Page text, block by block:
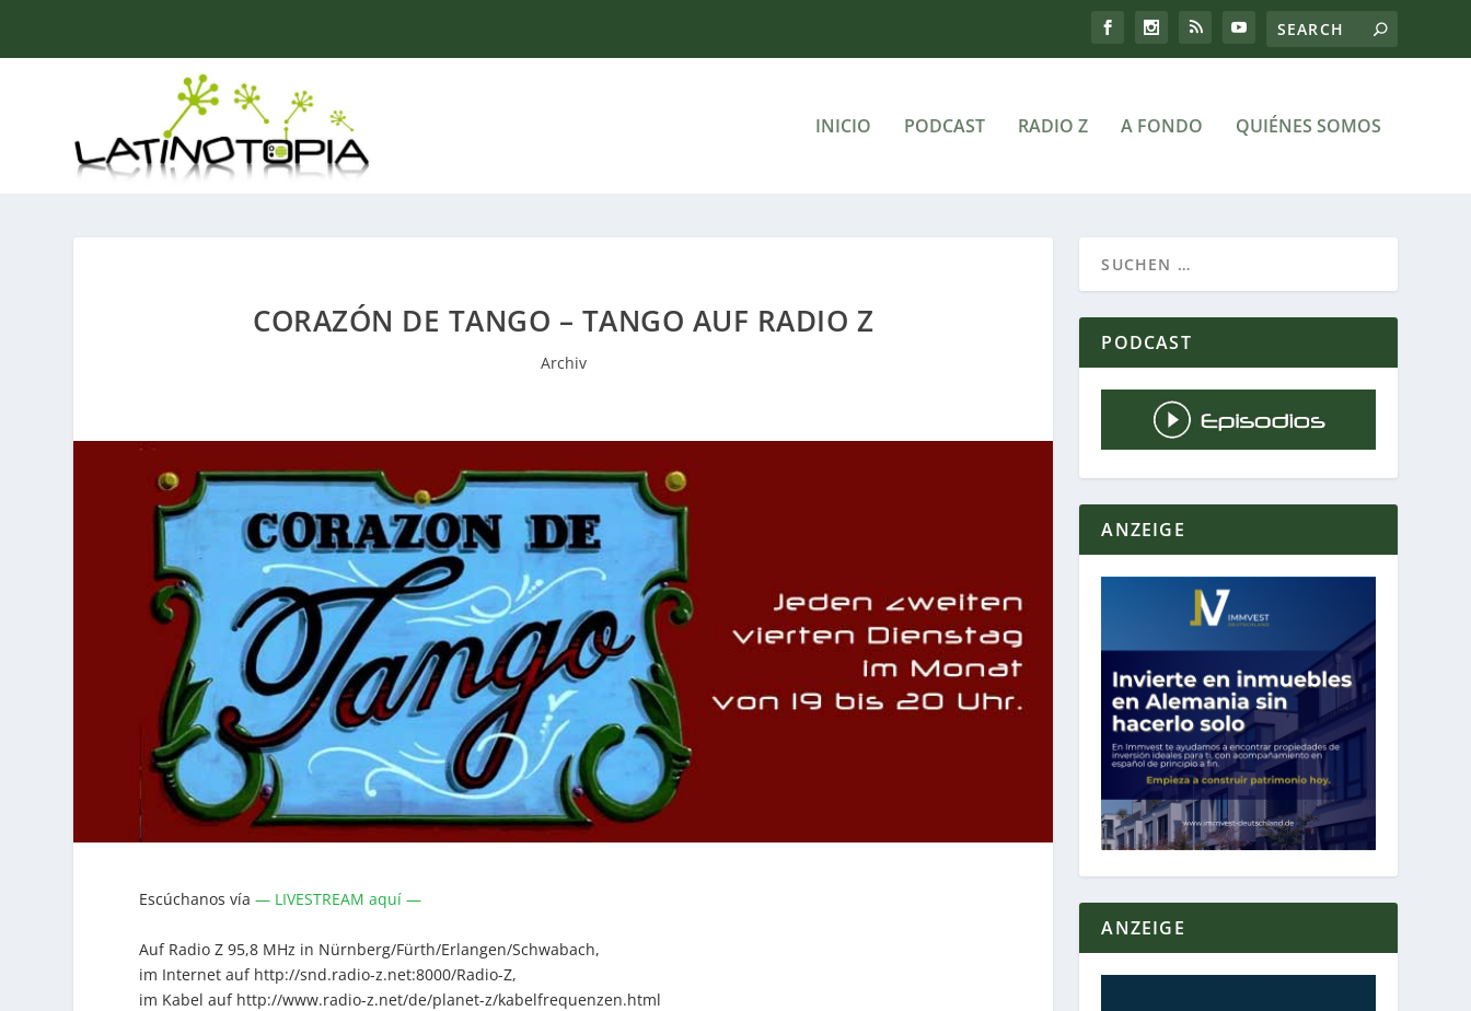
INICIO PODCAST RADIO Z A FONDO QUIÉNES SOMOS
CORAZÓN DE TANGO – TANGO AUF RADIO Z
Archiv
Escúchanos vía— LIVESTREAM aquí —
Auf Radio Z 95,8 MHz in Nürnberg/Fürth/Erlangen/Schwabach,
im Internet auf http://snd.radio-z.net:8000/Radio-Z,
im Kabel auf http://www.radio-z.net/de/planet-z/kabelfrequenzen.html
PODCAST
ANZEIGE
ANZEIGE